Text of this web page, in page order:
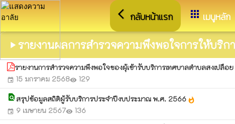
arrow_back_ios กลับหน้าแรก apps เมนูหลัก
play_arrow รายงานผลการสำรวจความพึงพอใจการให้บริก
รายงานการสำรวจความพึงพอใจของผุ้เข้ารับบริการเทศบาลตำบลสงเปลื
event 15 มกราคม 2568visibility 129
find_in_page สรุปข้อมูลสถิติผู้รับบริการประจำปีงบประมาณ พ.ศ. 2566 whatshot
event 9 เมษายน 2567visibility 136